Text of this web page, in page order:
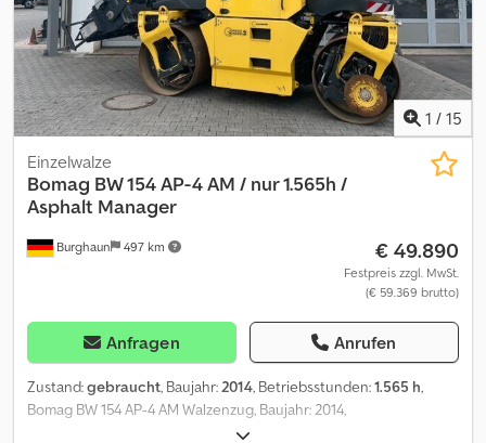
1 / 15
Burghaun 497 km
Einzelwalze
Bomag BW 154 AP-4 AM / nur 1.565h /
Asphalt Manager
€ 49.890
Festpreis zzgl. MwSt.
(€ 59.369 brutto)
Anfragen Anrufen
Zustand:gebraucht, Baujahr:2014, Betriebsstunden:1.565 h,
Bomag BW 154 AP-4 AM Walzenzug, Baujahr: 2014,
Betriebsstunden: nur 1.565h, Motor: Kubota[55,4kW/75PS], Asphalt